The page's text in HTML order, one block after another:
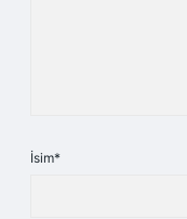
İsim*